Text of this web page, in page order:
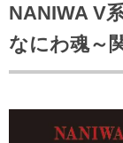
NANIWA V
なにわ魂～